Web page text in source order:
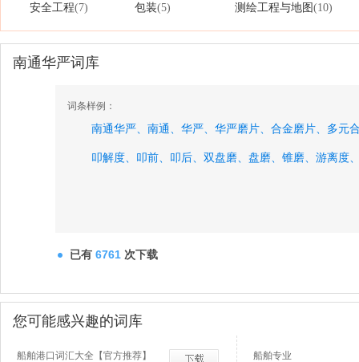
安全工程(7) 包装(5) 测绘工程与地图(10)
南通华严词库
词条样例：
南通华严、 南通、 华严、 华严磨片、 合金磨片、 多元
叩解度、 叩前、 叩后、 双盘磨、 盘磨、 锥磨、 游离度
已有 6761 次下载
您可能感兴趣的词库
船舶港口词汇大全【官方推荐】 船舶专业